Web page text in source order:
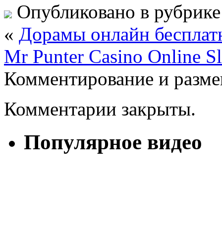
Опубликовано в
« Дорамы онлайн
Mr Punter Casino Online
Комментирование и
Комментарии закрыты.
Популярное видео